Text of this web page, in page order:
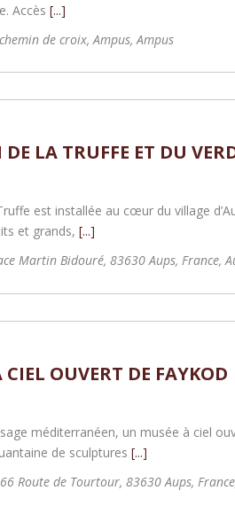
Accès [...]
de croix, Ampus, Ampus
LA TRUFFE ET DU
est installée au cœur du village
et grands, [...]
Martin Bidouré, 83630 Aups, France,
CIEL OUVERT DE FAYKOD
méditerranéen, un musée à ciel
de sculptures [...]
Route de Tourtour, 83630 Aups, France